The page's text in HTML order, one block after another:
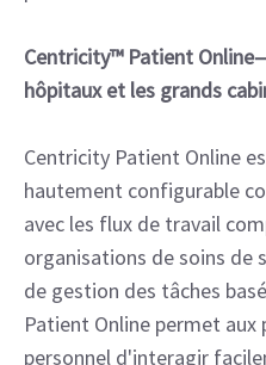
Centricity™ Patient
hôpitaux et les grands
Centricity Patient Online
hautement configurable
avec les flux de travail
organisations de soins de
de gestion des tâches
Patient Online permet
personnel d'interagir